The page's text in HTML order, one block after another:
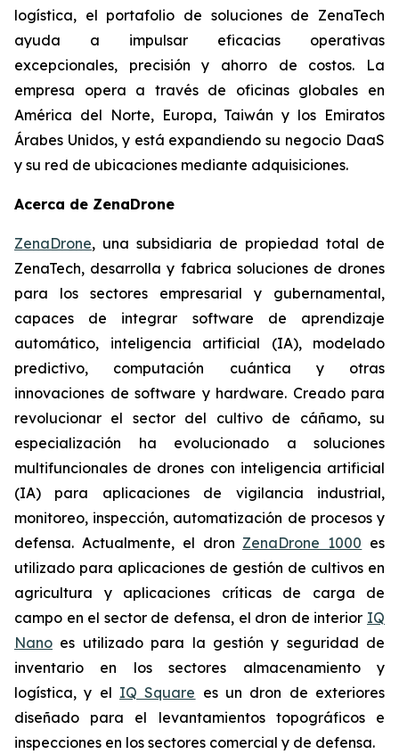
logística, el portafolio de soluciones de ZenaTech
ayuda a impulsar eficacias operativas
excepcionales, precisión y ahorro de costos. La
empresa opera a través de oficinas globales en
América del Norte, Europa, Taiwán y los Emiratos
Árabes Unidos, y está expandiendo su negocio DaaS
y su red de ubicaciones mediante adquisiciones.
Acerca de ZenaDrone
ZenaDrone, una subsidiaria de propiedad total de
ZenaTech, desarrolla y fabrica soluciones de drones
para los sectores empresarial y gubernamental,
capaces de integrar software de aprendizaje
automático, inteligencia artificial (IA), modelado
predictivo, computación cuántica y otras
innovaciones de software y hardware. Creado para
revolucionar el sector del cultivo de cáñamo, su
especialización ha evolucionado a soluciones
multifuncionales de drones con inteligencia artificial
(IA) para aplicaciones de vigilancia industrial,
monitoreo, inspección, automatización de procesos y
defensa. Actualmente, el dron ZenaDrone 1000 es
utilizado para aplicaciones de gestión de cultivos en
agricultura y aplicaciones críticas de carga de
campo en el sector de defensa, el dron de interior IQ
Nano es utilizado para la gestión y seguridad de
inventario en los sectores almacenamiento y
logística, y el IQ Square es un dron de exteriores
diseñado para el levantamientos topográficos e
inspecciones en los sectores comercial y de defensa.